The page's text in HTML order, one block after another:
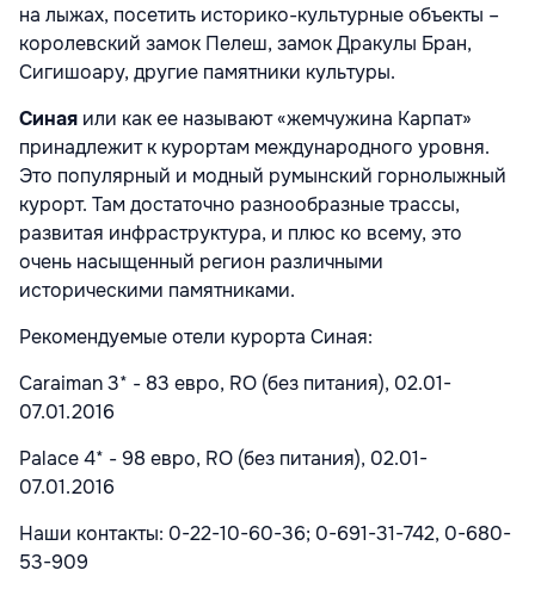
на лыжах, посетить историко-культурные объекты –
королевский замок Пелеш, замок Дракулы Бран,
Сигишоару, другие памятники культуры.
Синая или как ее называют «жемчужина Карпат»
принадлежит к курортам международного уровня.
Это популярный и модный румынский горнолыжный
курорт. Там достаточно разнообразные трассы,
развитая инфраструктура, и плюс ко всему, это
очень насыщенный регион различными
историческими памятниками.
Рекомендуемые отели курорта Синая:
Caraiman 3* - 83 евро, RO (без питания), 02.01-
07.01.2016
Palace 4* - 98 евро, RO (без питания), 02.01-
07.01.2016
Наши контакты: 0-22-10-60-36; 0-691-31-742, 0-680-
53-909